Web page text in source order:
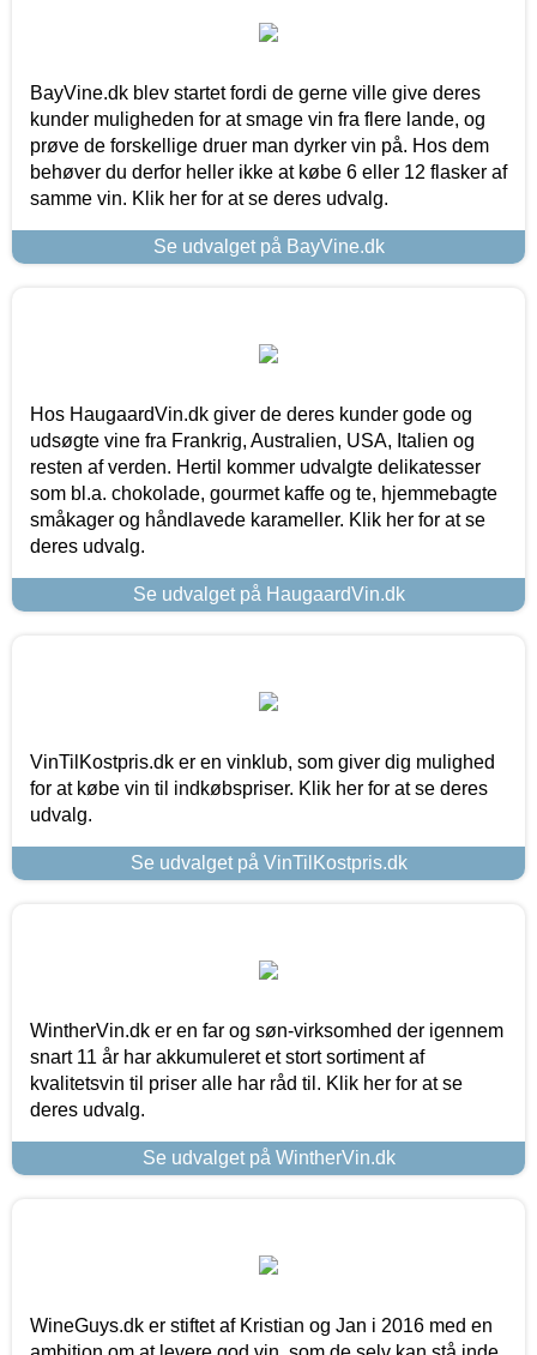
BayVine.dk blev startet fordi de gerne ville give deres
kunder muligheden for at smage vin fra flere lande, og
prøve de forskellige druer man dyrker vin på. Hos dem
behøver du derfor heller ikke at købe 6 eller 12 flasker af
samme vin. Klik her for at se deres udvalg.
Se udvalget på BayVine.dk
Hos HaugaardVin.dk giver de deres kunder gode og
udsøgte vine fra Frankrig, Australien, USA, Italien og
resten af verden. Hertil kommer udvalgte delikatesser
som bl.a. chokolade, gourmet kaffe og te, hjemmebagte
småkager og håndlavede karameller. Klik her for at se
deres udvalg.
Se udvalget på HaugaardVin.dk
VinTilKostpris.dk er en vinklub, som giver dig mulighed
for at købe vin til indkøbspriser. Klik her for at se deres
udvalg.
Se udvalget på VinTilKostpris.dk
WintherVin.dk er en far og søn-virksomhed der igennem
snart 11 år har akkumuleret et stort sortiment af
kvalitetsvin til priser alle har råd til. Klik her for at se
deres udvalg.
Se udvalget på WintherVin.dk
WineGuys.dk er stiftet af Kristian og Jan i 2016 med en